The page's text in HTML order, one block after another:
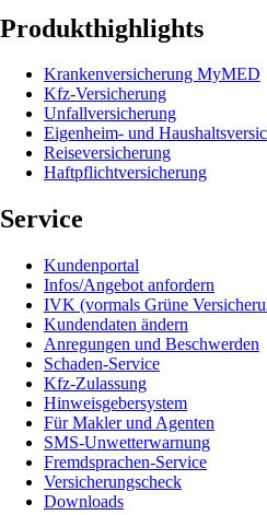
Produkthighlights
Krankenversicherung MyMED
Kfz-Versicherung
Unfallversicherung
Eigenheim- und
Reiseversicherung
Haftpflichtversicherung
Service
Kundenportal
Infos/Angebot anfordern
IVK (vormals Grüne
Kundendaten ändern
Anregungen und Beschwerden
Schaden-Service
Kfz-Zulassung
Hinweisgebersystem
Für Makler und Agenten
SMS-Unwetterwarnung
Fremdsprachen-Service
Versicherungscheck
Downloads